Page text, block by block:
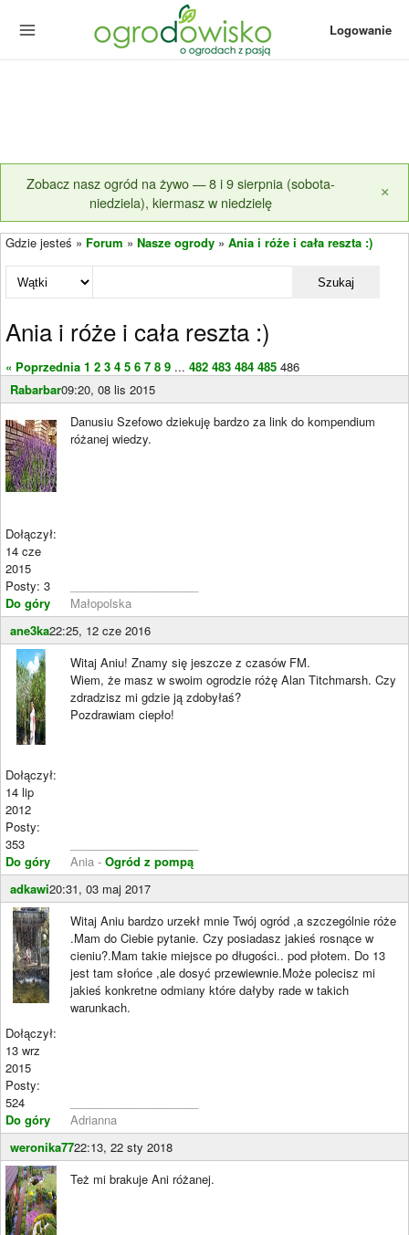
Logowanie
Zobacz nasz ogród na żywo — 8 i 9 sierpnia (sobota-
niedziela), kiermasz w niedzielę
×
Gdzie jesteś » Forum » Nasze ogrody » Ania i róże i cała reszta :)
Szukaj
Ania i róże i cała reszta :)
« Poprzednia 1 2 3 4 5 6 7 8 9 ... 482 483 484 485 486
Rabarbar09:20, 08 lis 2015
Dołączył:
14 cze
2015
Posty: 3
Do góry
Danusiu Szefowo dziekuję bardzo za link do kompendium
różanej wiedzy.
Małopolska
ane3ka22:25, 12 cze 2016
Dołączył:
14 lip
2012
Posty:
353
Do góry
Witaj Aniu! Znamy się jeszcze z czasów FM.
Wiem, że masz w swoim ogrodzie różę Alan Titchmarsh. Czy
zdradzisz mi gdzie ją zdobyłaś?
Pozdrawiam ciepło!
Ania - Ogród z pompą
adkawi20:31, 03 maj 2017
Dołączył:
13 wrz
2015
Posty:
524
Do góry
Witaj Aniu bardzo urzekł mnie Twój ogród ,a szczególnie róże
.Mam do Ciebie pytanie. Czy posiadasz jakieś rosnące w
cieniu?.Mam takie miejsce po długości.. pod płotem. Do 13
jest tam słońce ,ale dosyć przewiewnie.Może polecisz mi
jakieś konkretne odmiany które dałyby rade w takich
warunkach.
Adrianna
weronika7722:13, 22 sty 2018
Też mi brakuje Ani różanej.